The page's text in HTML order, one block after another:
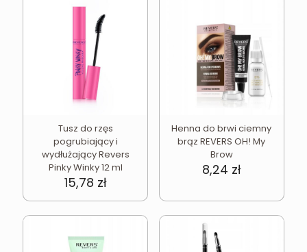
Tusz do rzęs
pogrubiający i
wydłużający Revers
Pinky Winky 12 ml
15,78 zł
Henna do brwi ciemny
brąz REVERS OH! My
Brow
8,24 zł